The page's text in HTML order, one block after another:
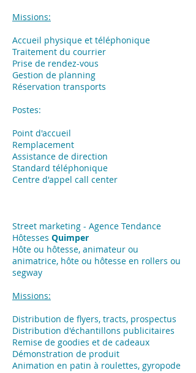
Missions:
Accueil physique et téléphonique
Traitement du courrier
Prise de rendez-vous
Gestion de planning
Réservation transports
Postes:
Point d'accueil
Remplacement
Assistance de direction
Standard téléphonique
Centre d'appel call center
Street marketing - Agence Tendance
Hôtesses Quimper
Hôte ou hôtesse, animateur ou
animatrice, hôte ou hôtesse en rollers ou
segway
Missions:
​Distribution de flyers, tracts, prospectus
Distribution d'échantillons publicitaires
Remise de goodies et de cadeaux
Démonstration de produit
Animation en patin à roulettes, gyropode